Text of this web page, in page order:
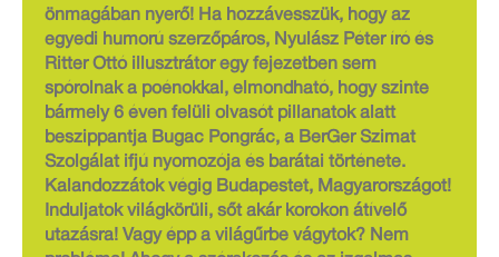
önmagában nyerő! Ha hozzávesszük, hogy az
egyedi humorú szerzőpáros, Nyulász Péter író és
Ritter Ottó illusztrátor egy fejezetben sem
spórolnak a poénokkal, elmondható, hogy szinte
bármely 6 éven felüli olvasót pillanatok alatt
beszippantja Bugac Pongrác, a BerGer Szimat
Szolgálat ifjú nyomozója és barátai története.
Kalandozzátok végig Budapestet, Magyarországot!
Induljatok világkörüli, sőt akár korokon átívelő
utazásra! Vagy épp a világűrbe vágytok? Nem